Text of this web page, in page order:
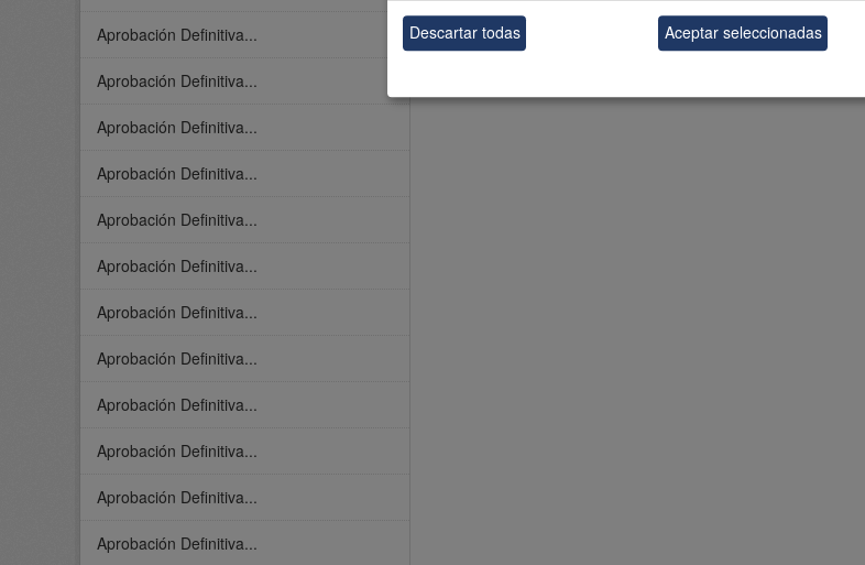
Aprobación Definitiva...
Aprobación Definitiva...
Aprobación Definitiva...
Aprobación Definitiva...
Aprobación Definitiva...
Aprobación Definitiva...
Aprobación Definitiva...
Aprobación Definitiva...
Aprobación Definitiva...
Aprobación Definitiva...
Aprobación Definitiva...
Aprobación Definitiva...
Descartar todas Aceptar seleccionadas